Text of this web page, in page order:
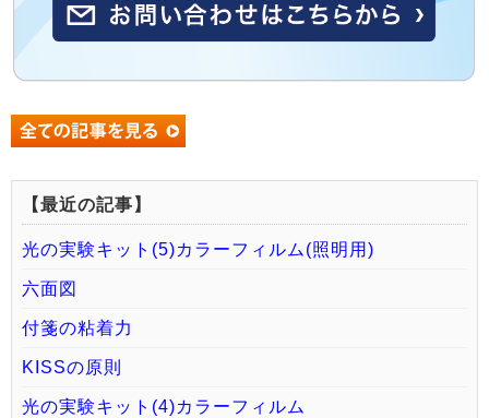
【最近の記事】
光の実験キット(5)カラーフィルム(照明用)
六面図
付箋の粘着力
KISSの原則
光の実験キット(4)カラーフィルム